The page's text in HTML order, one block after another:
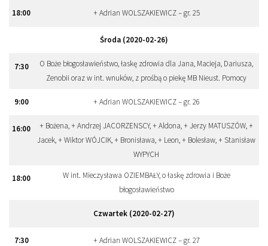
18:00 + Adrian WOLSZAKIEWICZ – gr. 25
Środa (2020-02-26)
7:30
O Boże błogosławieństwo, łaskę zdrowia dla Jana, Macieja, Dariusza,
Zenobii oraz w int. wnuków, z prośbą o piekę MB Nieust. Pomocy
9:00 + Adrian WOLSZAKIEWICZ – gr. 26
16:00
+ Bożena, + Andrzej JACORZENSCY, + Aldona, + Jerzy MATUSZÓW, +
Jacek, + Wiktor WÓJCIK, + Bronisława, + Leon, + Bolesław, + Stanisław
WYPYCH
18:00
W int. Mieczysława OZIEMBAŁY, o łaskę zdrowia i Boże
błogosławieństwo
Czwartek (2020-02-27)
7:30 + Adrian WOLSZAKIEWICZ – gr. 27